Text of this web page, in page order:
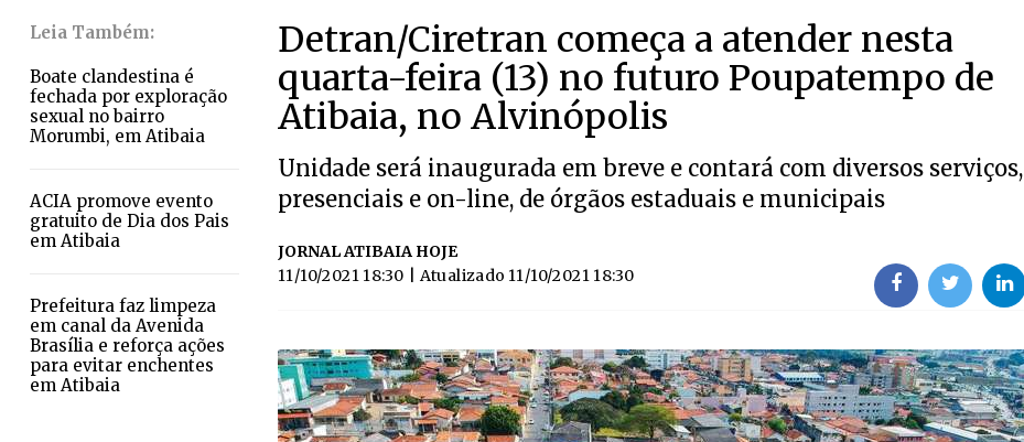
Boate clandestina é
fechada por exploração
sexual no bairro
Morumbi, em Atibaia
ACIA promove evento
gratuito de Dia dos Pais
em Atibaia
Prefeitura faz limpeza
em canal da Avenida
Brasília e reforça ações
para evitar enchentes
em Atibaia
Detran/Ciretran começa a atender nesta
quarta-feira (13) no futuro Poupatempo de
Atibaia, no Alvinópolis
Unidade será inaugurada em breve e contará com diversos serviços,
presenciais e on-line, de órgãos estaduais e municipais
JORNAL ATIBAIA HOJE
11/10/2021 18:30
| Atualizado 11/10/2021 18:30